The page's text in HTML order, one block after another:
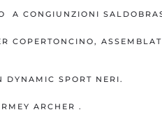
A CONGIUNZIONI
COPERTONCINO,
DYNAMIC SPORT NERI.
ARCHER .